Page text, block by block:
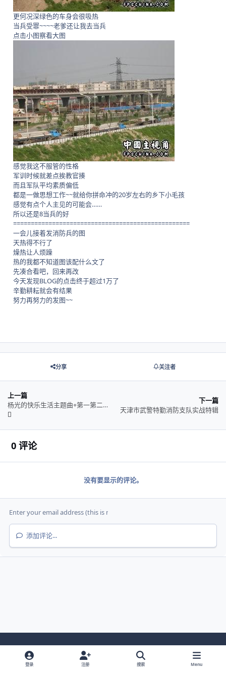
更何况深绿色的车身会很吸热
当兵受罪~~~~老爹还让我去当兵
点击小图察看大图
感觉我这不服管的性格
军训时候就差点挨教官揍
而且军队平均素质偏低
都是一做思想工作~~就给你拼命冲的20岁左右的乡下小毛孩
感觉有点个人主见的可能会……
所以还是8当兵的好
==================================================
一会儿接着发消防兵的图
天热得不行了
燥热让人烦躁
热的我都不知道图该配什么文了
先凑合看吧，回来再改
今天发现BLOG的点击终于超过1万了
辛勤耕耘就会有结果
努力再努力的发图~~
分享 关注者
上一篇
杨光的快乐生活主题曲+第一第二部下载
下一篇
天津市武警特勤消防支队实战特辑
0 评论
没有要显示的评论。
添加评论...
Light ModeDark ModeSystem Preference
登录 注册 搜索 Menu